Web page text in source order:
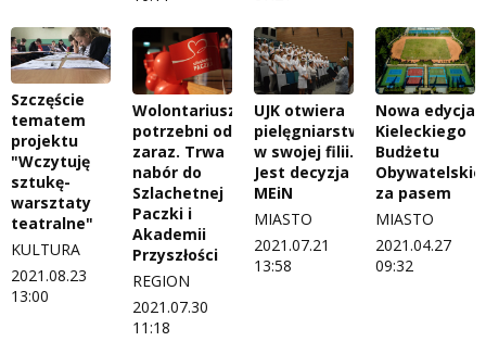
Szczęście
tematem
projektu
"Wczytuję
sztukę-
warsztaty
teatralne"
KULTURA
2021.08.23
13:00
Wolontariusze
potrzebni od
zaraz. Trwa
nabór do
Szlachetnej
Paczki i
Akademii
Przyszłości
REGION
2021.07.30
11:18
UJK otwiera
pielęgniarstwo
w swojej filii.
Jest decyzja
MEiN
MIASTO
2021.07.21
13:58
Nowa edycja
Kieleckiego
Budżetu
za pasem
MIASTO
2021.04.27
09:32